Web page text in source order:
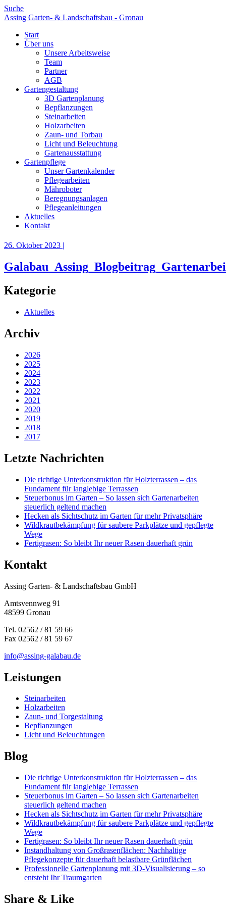
Suche
Assing Garten- & Landschaftsbau - Gronau
Start
Über uns
Unsere Arbeitsweise
Team
Partner
AGB
Gartengestaltung
3D Gartenplanung
Bepflanzungen
Steinarbeiten
Holzarbeiten
Zaun- und Torbau
Licht und Beleuchtung
Gartenausstattung
Gartenpflege
Unser Gartenkalender
Pflegearbeiten
Mähroboter
Beregnungsanlagen
Pflegeanleitungen
Aktuelles
Kontakt
26. Oktober 2023 |
Kategorie
Aktuelles
Archiv
2026
2025
2024
2023
2022
2021
2020
2019
2018
2017
Letzte Nachrichten
Die richtige Unterkonstruktion für Holzterrassen – das
Fundament für langlebige Terrassen
Steuerbonus im Garten – So lassen sich Gartenarbeiten
steuerlich geltend machen
Hecken als Sichtschutz im Garten für mehr Privatsphäre
Wildkrautbekämpfung für saubere Parkplätze und gepflegte
Wege
Fertigrasen: So bleibt Ihr neuer Rasen dauerhaft grün
Kontakt
Assing Garten- & Landschaftsbau GmbH
Amtsvennweg 91
48599 Gronau
Tel. 02562 / 81 59 66
Fax 02562 / 81 59 67
info@assing-galabau.de
Leistungen
Steinarbeiten
Holzarbeiten
Zaun- und Torgestaltung
Bepflanzungen
Licht und Beleuchtungen
Blog
Die richtige Unterkonstruktion für Holzterrassen – das
Fundament für langlebige Terrassen
Steuerbonus im Garten – So lassen sich Gartenarbeiten
steuerlich geltend machen
Hecken als Sichtschutz im Garten für mehr Privatsphäre
Wildkrautbekämpfung für saubere Parkplätze und gepflegte
Wege
Fertigrasen: So bleibt Ihr neuer Rasen dauerhaft grün
Instandhaltung von Großrasenflächen: Nachhaltige
Pflegekonzepte für dauerhaft belastbare Grünflächen
Professionelle Gartenplanung mit 3D-Visualisierung – so
entsteht Ihr Traumgarten
Share & Like